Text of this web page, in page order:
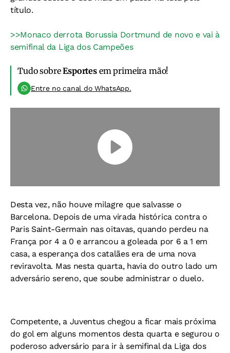
título.
>>Monaco derrota Borussia Dortmund de novo e vai à
semifinal da Liga dos Campeões
Tudo sobreEsportesem primeira mão!
Entre no canal do WhatsApp.
Desta vez, não houve milagre que salvasse o
Barcelona. Depois de uma virada histórica contra o
Paris Saint-Germain nas oitavas, quando perdeu na
França por 4 a 0 e arrancou a goleada por 6 a 1 em
casa, a esperança dos catalães era de uma nova
reviravolta. Mas nesta quarta, havia do outro lado um
adversário sereno, que soube administrar o duelo.
Competente, a Juventus chegou a ficar mais próxima
do gol em alguns momentos desta quarta e segurou o
poderoso adversário para ir à semifinal da Liga dos